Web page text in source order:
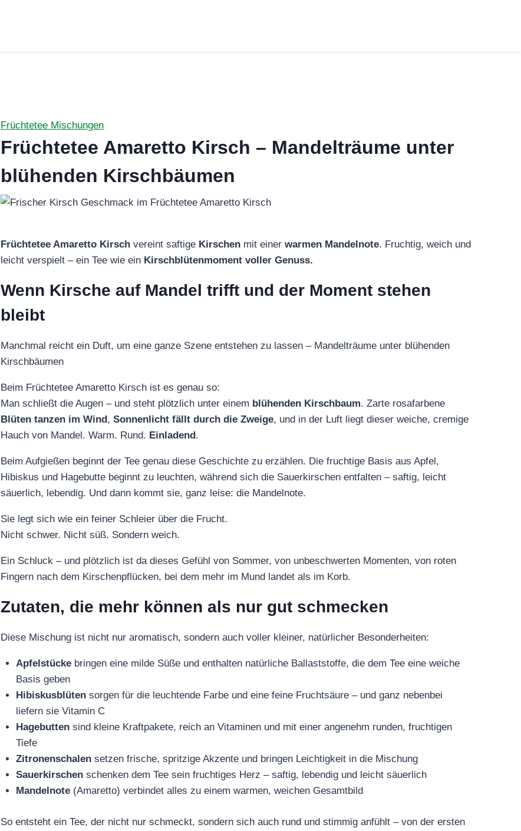
Früchtetee Mischungen
Früchtetee Amaretto Kirsch – Mandelträume unter
blühenden Kirschbäumen
Früchtetee Amaretto Kirsch vereint saftige Kirschen mit einer warmen Mandelnote. Fruchtig, weich und
leicht verspielt – ein Tee wie ein Kirschblütenmoment voller Genuss.
Wenn Kirsche auf Mandel trifft und der Moment stehen
bleibt
Manchmal reicht ein Duft, um eine ganze Szene entstehen zu lassen – Mandelträume unter blühenden
Kirschbäumen
Beim Früchtetee Amaretto Kirsch ist es genau so:
Man schließt die Augen – und steht plötzlich unter einem blühenden Kirschbaum. Zarte rosafarbene
Blüten tanzen im Wind , Sonnenlicht fällt durch die Zweige, und in der Luft liegt dieser weiche, cremige
Hauch von Mandel. Warm. Rund. Einladend .
Beim Aufgießen beginnt der Tee genau diese Geschichte zu erzählen. Die fruchtige Basis aus Apfel,
Hibiskus und Hagebutte beginnt zu leuchten, während sich die Sauerkirschen entfalten – saftig, leicht
säuerlich, lebendig. Und dann kommt sie, ganz leise: die Mandelnote.
Sie legt sich wie ein feiner Schleier über die Frucht.
Nicht schwer. Nicht süß. Sondern weich.
Ein Schluck – und plötzlich ist da dieses Gefühl von Sommer, von unbeschwerten Momenten, von roten
Fingern nach dem Kirschenpflücken, bei dem mehr im Mund landet als im Korb.
Zutaten, die mehr können als nur gut schmecken
Diese Mischung ist nicht nur aromatisch, sondern auch voller kleiner, natürlicher Besonderheiten:
Apfelstücke bringen eine milde Süße und enthalten natürliche Ballaststoffe, die dem Tee eine weiche
Basis geben
Hibiskusblüten sorgen für die leuchtende Farbe und eine feine Fruchtsäure – und ganz nebenbei
liefern sie Vitamin C
Hagebutten sind kleine Kraftpakete, reich an Vitaminen und mit einer angenehm runden, fruchtigen
Tiefe
Zitronenschalen setzen frische, spritzige Akzente und bringen Leichtigkeit in die Mischung
Sauerkirschen schenken dem Tee sein fruchtiges Herz – saftig, lebendig und leicht säuerlich
Mandelnote (Amaretto) verbindet alles zu einem warmen, weichen Gesamtbild
So entsteht ein Tee, der nicht nur schmeckt, sondern sich auch rund und stimmig anfühlt – von der ersten